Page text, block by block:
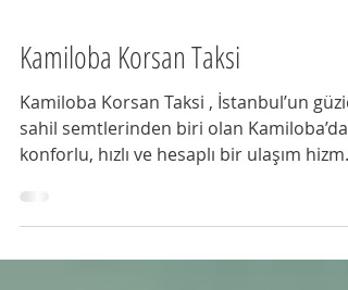
Kamiloba Korsan Taksi
Kamiloba Korsan Taksi , İstanbul’un
konforlu, hızlı ve hesaplı bir ulaşım
sunar....